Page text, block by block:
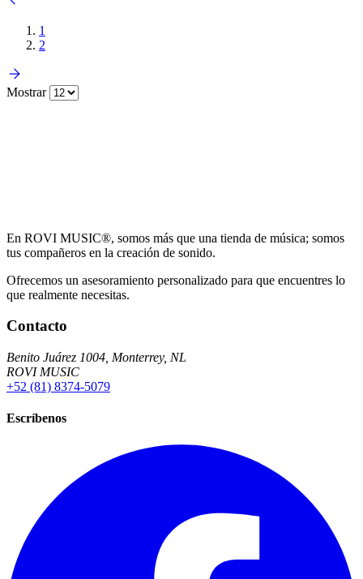
1
2
Mostrar
En ROVI MUSIC®, somos más que una tienda de música; somos
tus compañeros en la creación de sonido.
Ofrecemos un asesoramiento personalizado para que encuentres lo
que realmente necesitas.
Contacto
Benito Juárez 1004, Monterrey, NL
ROVI MUSIC
+52 (81) 8374-5079
Escríbenos